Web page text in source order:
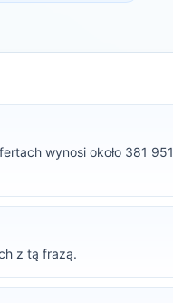
wynosi około 381 951
z tą frazą.